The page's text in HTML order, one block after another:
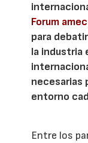
Forum amec
para
la industria
necesarias
entorno
Entre los